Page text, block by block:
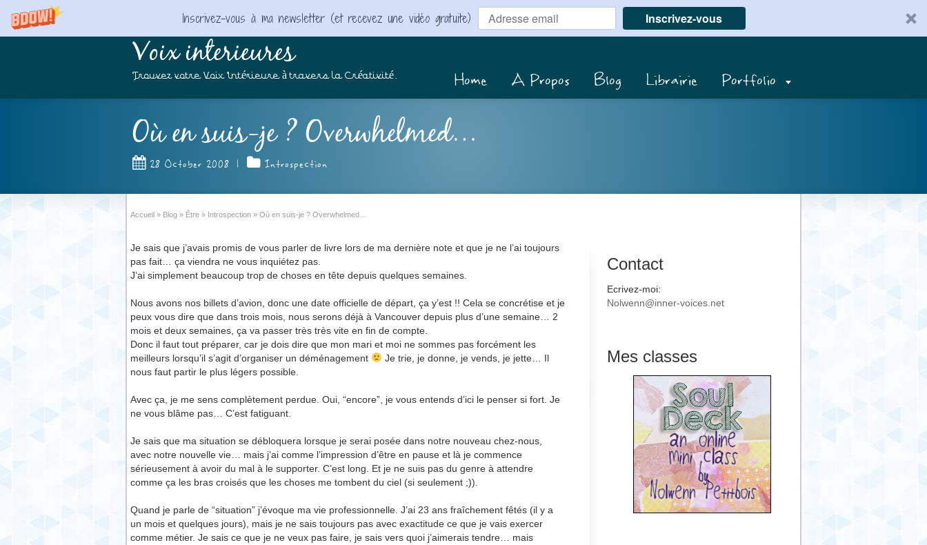
Inscrivez-vous à ma newsletter (et recevez une vidéo gratuite) Inscrivez-vous
Voix interieures
Trouvez votre Voix Intérieure à travers la Créativité. Home A Propos Blog Librairie Portfolio
Où en suis-je ? Overwhelmed…
28 October 2008 | Introspection
Accueil » Blog » Être » Introspection » Où en suis-je ? Overwhelmed…
Je sais que j’avais promis de vous parler de livre lors de ma dernière note et que je ne l’ai toujours
pas fait… ça viendra ne vous inquiétez pas.
J’ai simplement beaucoup trop de choses en tête depuis quelques semaines.
Nous avons nos billets d’avion, donc une date officielle de départ, ça y’est !! Cela se concrétise et je
peux vous dire que dans trois mois, nous serons déjà à Vancouver depuis plus d’une semaine… 2
mois et deux semaines, ça va passer très très vite en fin de compte.
Donc il faut tout préparer, car je dois dire que mon mari et moi ne sommes pas forcément les
meilleurs lorsqu’il s’agit d’organiser un déménagement
Je trie, je donne, je vends, je jette… Il
nous faut partir le plus légers possible.
Avec ça, je me sens complètement perdue. Oui, “encore”, je vous entends d’ici le penser si fort. Je
ne vous blâme pas… C’est fatiguant.
Je sais que ma situation se débloquera lorsque je serai posée dans notre nouveau chez-nous,
avec notre nouvelle vie… mais j’ai comme l’impression d’être en pause et là je commence
sérieusement à avoir du mal à le supporter. C’est long. Et je ne suis pas du genre à attendre
comme ça les bras croisés que les choses me tombent du ciel (si seulement ;)).
Quand je parle de “situation” j’évoque ma vie professionnelle. J’ai 23 ans fraîchement fêtés (il y a
un mois et quelques jours), mais je ne sais toujours pas avec exactitude ce que je vais exercer
comme métier. Je sais ce que je ne veux pas faire, je sais vers quoi j’aimerais tendre… mais
Contact
Ecrivez-moi:
Nolwenn@inner-voices.net
Mes classes